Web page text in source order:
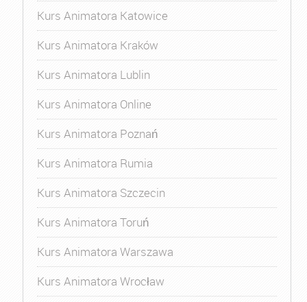
Kurs Animatora Katowice
Kurs Animatora Kraków
Kurs Animatora Lublin
Kurs Animatora Online
Kurs Animatora Poznań
Kurs Animatora Rumia
Kurs Animatora Szczecin
Kurs Animatora Toruń
Kurs Animatora Warszawa
Kurs Animatora Wrocław